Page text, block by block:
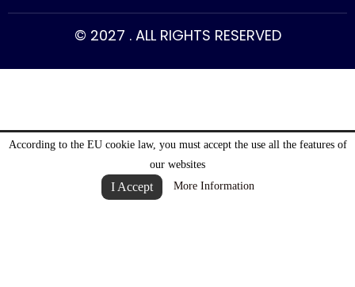
According to the EU cookie law, you must accept the use all the features of
our websites
I Accept More Information
© 2027 . ALL RIGHTS RESERVED